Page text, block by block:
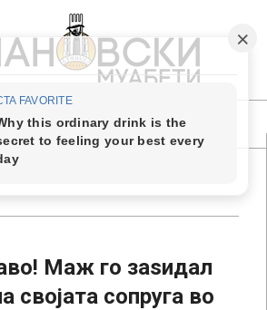
Маж го заѕидал
својата сопруга во